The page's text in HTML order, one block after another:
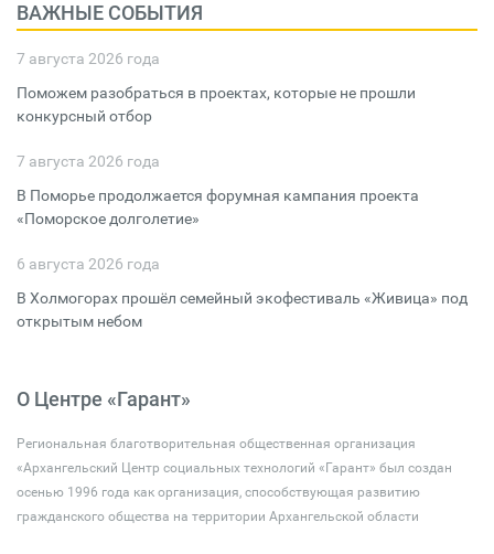
ВАЖНЫЕ СОБЫТИЯ
7 августа 2026 года
Поможем разобраться в проектах, которые не прошли
конкурсный отбор
7 августа 2026 года
В Поморье продолжается форумная кампания проекта
«Поморское долголетие»
6 августа 2026 года
В Холмогорах прошёл семейный экофестиваль «Живица» под
открытым небом
О Центре «Гарант»
Региональная благотворительная общественная организация
«Архангельский Центр социальных технологий «Гарант» был создан
осенью 1996 года как организация, способствующая развитию
гражданского общества на территории Архангельской области